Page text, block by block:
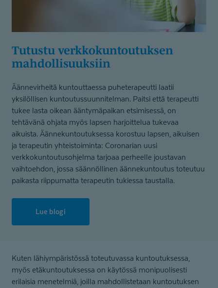
Tutustu verkkokun­tou­tuksen
mahdollisuuksiin
Äännevirheitä kuntouttaessa puheterapeutti laatii
yksilöllisen kuntoutussuunnitelman. Paitsi että terapeutti
tukee lasta oikean ääntymäpaikan etsimisessä, on
tehtävänä ohjata myös lapsen harjoittelua tukevaa
aikuista. Äännekuntoutuksessa korostuu lapsen, aikuisen
ja terapeutin yhteistoiminta: Coronarian uusi
verkkokuntoutusohjelma tarjoaa perheelle joustavan
vaihtoehdon, jossa säännöllinen äännekuntoutus toteutuu
paikasta riippumatta terapeutin tukiessa taustalla.
Lue blogi
Kuten lähiympäristössä toteutuvassa kuntoutuksessa,
myös etäkuntoutuksessa on käytössä monipuolisesti
erilaisia menetelmiä, joilla mahdollistetaan kuntoutuksen